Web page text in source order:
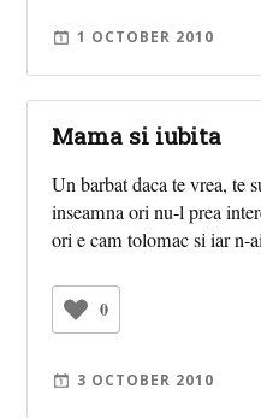
1 OCTOBER 2010
Mama si iubita
Un barbat daca te vrea, te
inseamna ori nu-l prea
ori e cam tolomac si iar n-
0
3 OCTOBER 2010